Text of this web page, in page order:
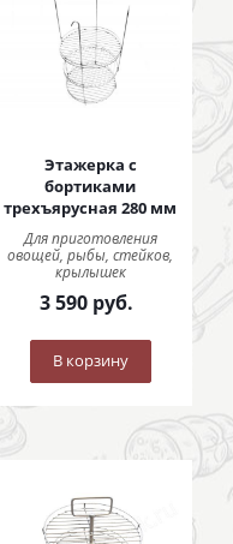
Этажерка с
бортиками
трехъярусная 280 мм
Для приготовления
овощей, рыбы, стейков,
крылышек
3 590руб.
В корзину